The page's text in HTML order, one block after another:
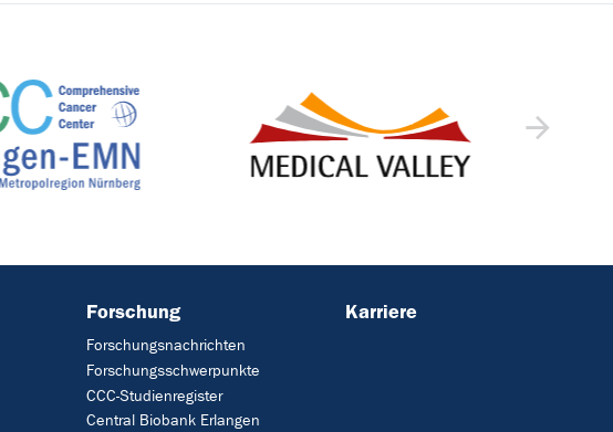
Forschung
Forschungsnachrichten
Forschungsschwerpunkte
CCC-Studienregister
Central Biobank Erlangen
Karriere